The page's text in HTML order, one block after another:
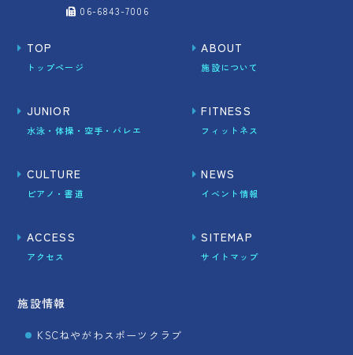
06-6843-7006
TOP
トップページ
ABOUT
施設について
JUNIOR
水泳・体操・空手・バレエ
FITNESS
フィットネス
CULTURE
ピアノ・書道
NEWS
イベント情報
ACCESS
アクセス
SITEMAP
サイトマップ
施設情報
KSCねやがわスポーツクラブ